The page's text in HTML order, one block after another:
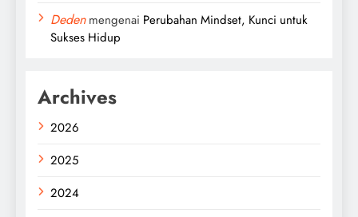
Dedenmengenai Perubahan Mindset, Kunci untuk
Sukses Hidup
Archives
2026
2025
2024